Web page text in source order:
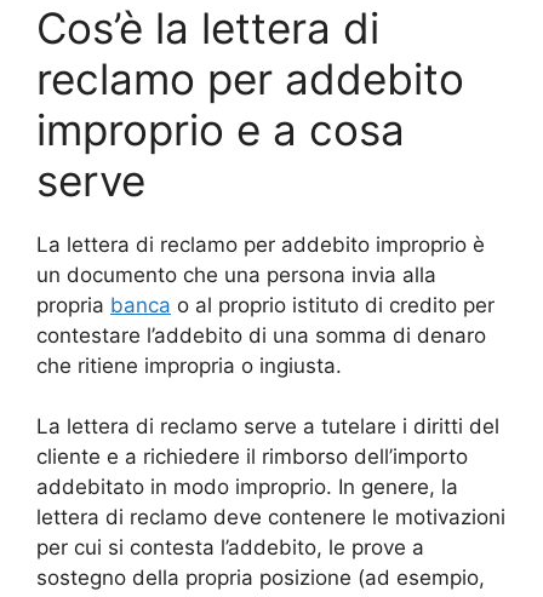
Cos’è la lettera di
reclamo per addebito
improprio e a cosa
serve
La lettera di reclamo per addebito improprio è
un documento che una persona invia alla
propria banca o al proprio istituto di credito per
contestare l’addebito di una somma di denaro
che ritiene impropria o ingiusta.
La lettera di reclamo serve a tutelare i diritti del
cliente e a richiedere il rimborso dell’importo
addebitato in modo improprio. In genere, la
lettera di reclamo deve contenere le motivazioni
per cui si contesta l’addebito, le prove a
sostegno della propria posizione (ad esempio,